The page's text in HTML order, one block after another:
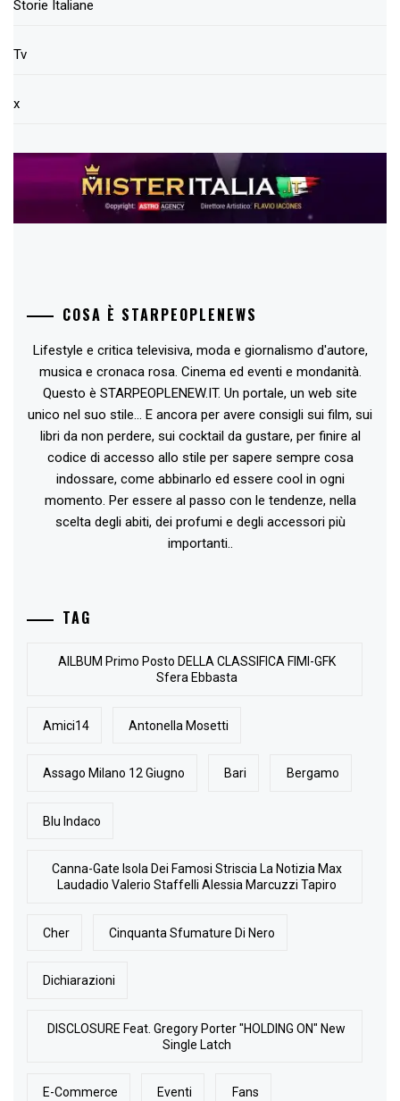
Storie Italiane
Tv
x
COSA È STARPEOPLENEWS
Lifestyle e critica televisiva, moda e giornalismo d'autore,
musica e cronaca rosa. Cinema ed eventi e mondanità.
Questo è STARPEOPLENEW.IT. Un portale, un web site
unico nel suo stile... E ancora per avere consigli sui film, sui
libri da non perdere, sui cocktail da gustare, per finire al
codice di accesso allo stile per sapere sempre cosa
indossare, come abbinarlo ed essere cool in ogni
momento. Per essere al passo con le tendenze, nella
scelta degli abiti, dei profumi e degli accessori più
importanti..
TAG
AlLBUM Primo Posto DELLA CLASSIFICA FIMI-GFK
Sfera Ebbasta
Amici14 Antonella Mosetti
Assago Milano 12 Giugno Bari Bergamo
Blu Indaco
Canna-Gate Isola Dei Famosi Striscia La Notizia Max
Laudadio Valerio Staffelli Alessia Marcuzzi Tapiro
Cher Cinquanta Sfumature Di Nero
Dichiarazioni
DISCLOSURE Feat. Gregory Porter "HOLDING ON" New
Single Latch
E-Commerce Eventi Fans